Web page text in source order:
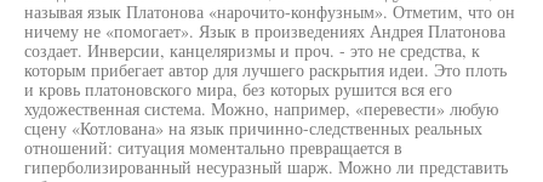
называя язык Платонова «нарочито-конфузным». Отметим, что он
ничему не «помогает». Язык в произведениях Андрея Платонова
создает. Инверсии, канцеляризмы и проч. - это не средства, к
которым прибегает автор для лучшего раскрытия идеи. Это плоть
и кровь платоновского мира, без которых рушится вся его
художественная система. Можно, например, «перевести» любую
сцену «Котлована» на язык причинно-следственных реальных
отношений: ситуация моментально превращается в
гиперболизированный несуразный шарж. Можно ли представить